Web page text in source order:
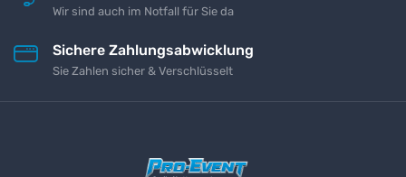
Wir sind auch im Notfall für Sie da
Sichere Zahlungsabwicklung
Sie Zahlen sicher & Verschlüsselt